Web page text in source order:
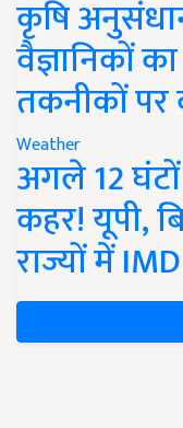
कृषि
वैज्ञानिकों
तकनीकों पर
Weather
अगले 12
कहर! यूपी,
राज्यों में